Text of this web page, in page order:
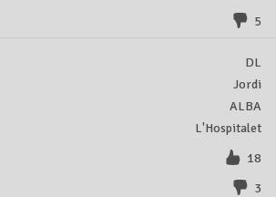
5
DL
Jordi
ALBA
L'Hospitalet
18
3